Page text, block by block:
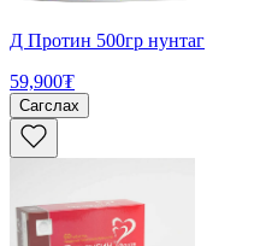
Д Протин 500гр нунтаг
59,900₮
Сагслах